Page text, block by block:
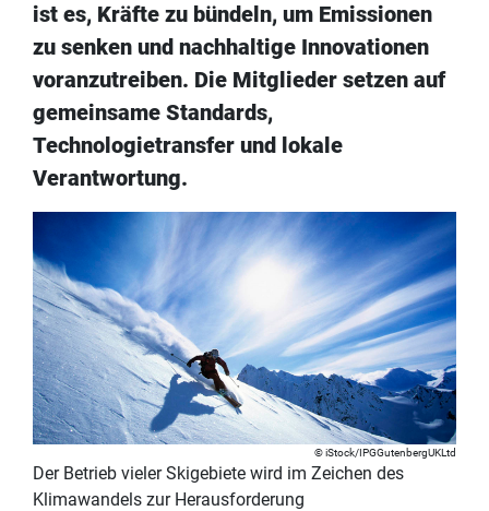
ist es, Kräfte zu bündeln, um Emissionen
zu senken und nachhaltige Innovationen
voranzutreiben. Die Mitglieder setzen auf
gemeinsame Standards,
Technologietransfer und lokale
Verantwortung.
iStock/IPGGutenbergUKLtd
Der Betrieb vieler Skigebiete wird im Zeichen des
Klimawandels zur Herausforderung